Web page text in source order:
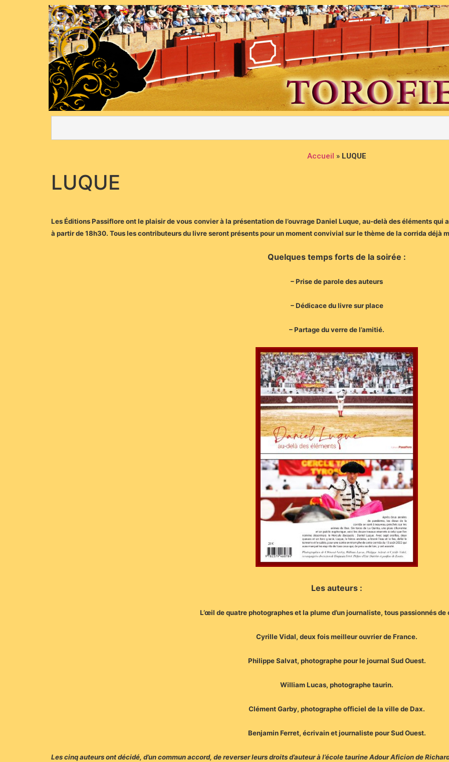
Accueil » LUQUE
LUQUE
Les Éditions Passiflore ont le plaisir de vous convier à la présentation de l’ouvrage Daniel Luque, au-delà des éléments qui
à partir de 18h30. Tous les contributeurs du livre seront présents pour un moment convivial sur le thème de la corrida déjà
Quelques temps forts de la soirée :
– Prise de parole des auteurs
– Dédicace du livre sur place
– Partage du verre de l’amitié.
Les auteurs :
L’œil de quatre photographes et la plume d’un journaliste, tous passionnés de
Cyrille Vidal, deux fois meilleur ouvrier de France.
Philippe Salvat, photographe pour le journal Sud Ouest.
William Lucas, photographe taurin.
Clément Garby, photographe officiel de la ville de Dax.
Benjamin Ferret, écrivain et journaliste pour Sud Ouest.
Les cinq auteurs ont décidé, d’un commun accord, de reverser leurs droits d’auteur à l’école taurine Adour Aficion de